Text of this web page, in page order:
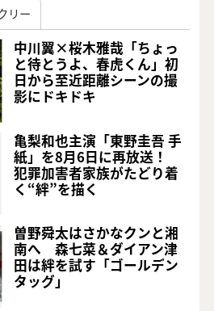
リー
中川翼×桜木雅哉「ちょっ
と待とうよ、春虎くん」初
日から至近距離シーンの撮
影にドキドキ
亀梨和也主演「東野圭吾 手
紙」を8月6日に再放送！
犯罪加害者家族がたどり着
く“絆”を描く
曽野舜太はさかなクンと湘
南へ 森七菜＆ダイアン津
田は絆を試す「ゴールデン
タッグ」